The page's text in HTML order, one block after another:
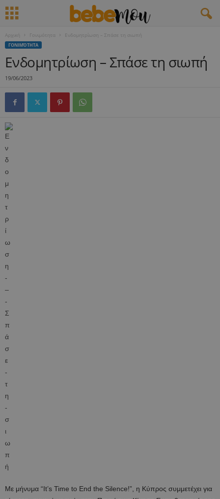
Αρχική Γονιμότητα Ενδομητρίωση – Σπάσε τη σιωπή
ΓΟΝΙΜΌΤΗΤΑ
Ενδομητρίωση – Σπάσε τη σιωπή
19/06/2023
Με μήνυμα “It’s Time to End the Silence!”, η Κύπρος συμμετέχει για